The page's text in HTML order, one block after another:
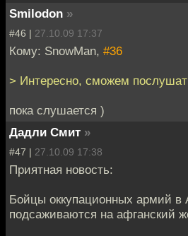
Smilodon »
#46 | 27.10.09 17:37
Кому: SnowMan, #36
> Интересно, сможем
пока слушается )
Дадли Смит »
#47 | 27.10.09 17:38
Приятная новость:
Бойцы оккупационных армий в
подсаживаются на афганский